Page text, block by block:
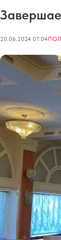
20.06.2024 07:04